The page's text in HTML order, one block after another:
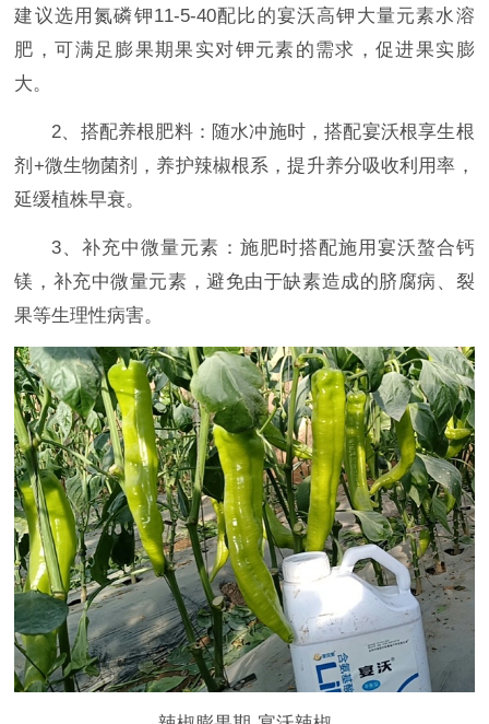
建议选用氮磷钾11-5-40配比的宴沃高钾大量元素水溶
肥，可满足膨果期果实对钾元素的需求，促进果实膨
大。
2、搭配养根肥料‌：随水冲施时，搭配宴沃根享生根
剂+微生物菌剂，养护辣椒根系，提升养分吸收利用率，
延缓植株早衰。
3、补充中微量元素‌：施肥时搭配施用宴沃螯合钙
镁，补充中微量元素，避免由于缺素造成的脐腐病、裂
果等生理性病害。